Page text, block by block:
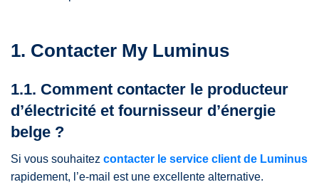
1. Contacter My Luminus
1.1. Comment contacter le producteur
d’électricité et fournisseur d’énergie
belge ?
Si vous souhaitez contacter le service client de Luminus
rapidement, l’e-mail est une excellente alternative.